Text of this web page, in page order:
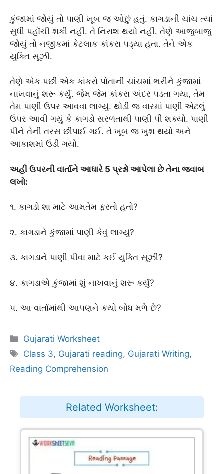
કુંજામાં જોયું તો પાણી ખૂબ જ ઓછું હતું. કાગડાની ચાંચ ત્યાં
સુધી પહોંચી શકી નહીં. તે નિરાશ થયો નહીં. તેણે આજુબાજુ
જોયું તો નજીકમાં કેટલાક કાંકરા પડ્યા હતા. તેને એક
યુક્તિ સૂઝી.
તેણે એક પછી એક કાંકરો પોતાની ચાંચમાં ભરીને કુંજામાં
નાખવાનું શરૂ કર્યું. જેમ જેમ કાંકરા અંદર પડતા ગયા, તેમ
તેમ પાણી ઉપર આવવા લાગ્યું. થોડી જ વારમાં પાણી એટલું
ઉપર આવી ગયું કે કાગડો સરળતાથી પાણી પી શક્યો. પાણી
પીને તેની તરસ છીપાઈ ગઈ. તે ખૂબ જ ખુશ થયો અને
આકાશમાં ઉડી ગયો.
અહીં ઉપરની વાર્તાને આધારે 5 પ્રશ્નો આપેલા છે તેના જવાબ
લખો:
૧. કાગડો શા માટે આમતેમ ફરતો હતો?
૨. કાગડાને કુંજામાં પાણી કેવું લાગ્યું?
૩. કાગડાને પાણી પીવા માટે કઈ યુક્તિ સૂઝી?
૪. કાગડાએ કુંજામાં શું નાખવાનું શરૂ કર્યું?
૫. આ વાર્તામાંથી આપણને કયો બોધ મળે છે?
Categories
Gujarati Worksheet
Tags
Class 3, Gujarati reading, Gujarati Writing,
Reading Comprehension
Related Worksheet: